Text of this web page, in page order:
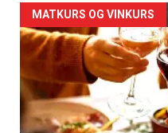
Forsiden
akkurat
nå
-
MATKURS OG VINKURS